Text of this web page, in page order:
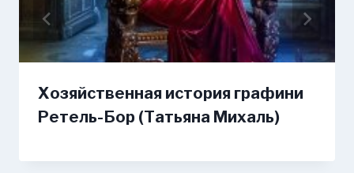
Хозяйственная история графини
Ретель-Бор (Татьяна Михаль)